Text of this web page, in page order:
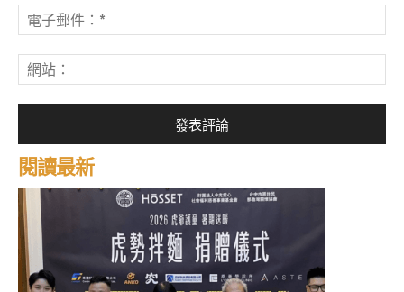
子
郵
*站
閱讀最新